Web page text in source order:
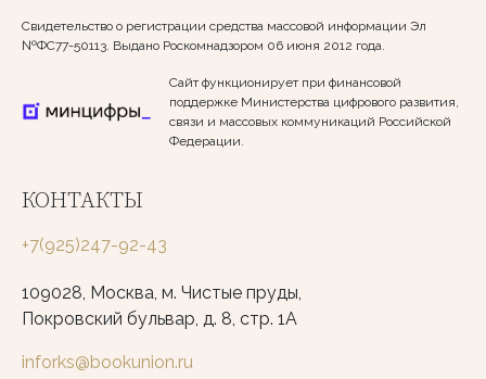
Свидетельство о регистрации средства массовой информации Эл
№ФС77-50113. Выдано Роскомнадзором 06 июня 2012 года.
Сайт функционирует при финансовой
поддержке Министерства цифрового развития,
связи и массовых коммуникаций Российской
Федерации.
КОНТАКТЫ
+7(925)247-92-43
109028, Москва, м. Чистые пруды,
Покровский бульвар, д. 8, стр. 1А
inforks@bookunion.ru